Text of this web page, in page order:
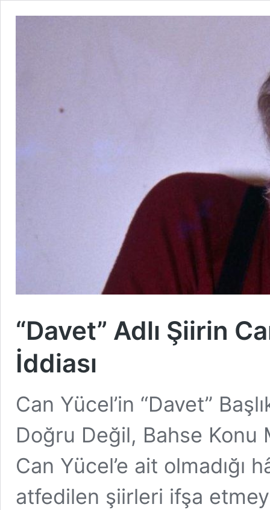
“Davet” Adlı Şiirin
İddiası
Can Yücel’in “Davet”
Doğru Değil, Bahse
Can Yücel’e ait olmadığı
atfedilen şiirleri ifşa